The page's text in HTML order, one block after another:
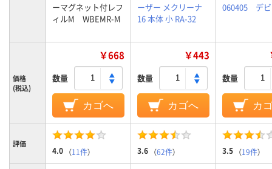
ーマグネット付レフ
ィルM WBEMR-M
ーザー メクリーナ
16 本体 小 RA-32
060405 デ
価格
(税込)
￥668
数量
カゴへ
￥443
数量
カゴへ
数量
カ
評価
4.0 （11件） 3.6 （62件） 3.5 （19件）